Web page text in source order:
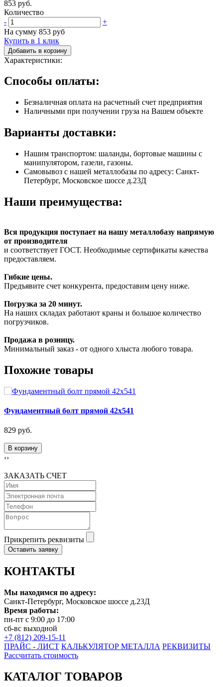
853 руб.
Количество
-
+
На сумму 853 руб
Купить в 1 клик
Добавить в корзину
Характеристики:
Способы оплаты:
Безналичная оплата на расчетный счет предприятия
Наличными при получении груза на Вашем объекте
Варианты доставки:
Нашим транспортом: шаланды, бортовые машины с
манипулятором, газели, газоны.
Самовывоз с нашей металлобазы по адресу: Санкт-
Петербург, Московское шоссе д.23Д
Наши преимущества:
Вся продукция поступает на нашу металлобазу напрямую
от производителя
и соответствует ГОСТ. Необходимые сертификаты качества
предоставляем.
Гибкие цены.
Предъявите счет конкурента, предоставим цену ниже.
Погрузка за 20 минут.
На наших складах работают краны и большое количество
погрузчиков.
Продажа в розницу.
Минимальный заказ - от одного хлыста любого товара.
Похожие товары
Фундаментный болт прямой 42х541
829 руб.
В корзину
‹›
ЗАКАЗАТЬ СЧЕТ
Прикрепить реквизиты
Оставить заявку
КОНТАКТЫ
Мы находимся по адресу:
Санкт-Петербург, Московское шоссе д.23Д
Время работы:
пн-пт с 9:00 до 17:00
сб-вс выходной
+7 (812) 209-15-11
ПРАЙС - ЛИСТ КАЛЬКУЛЯТОР МЕТАЛЛА РЕКВИЗИТЫ
Рассчитать стоимость
КАТАЛОГ ТОВАРОВ